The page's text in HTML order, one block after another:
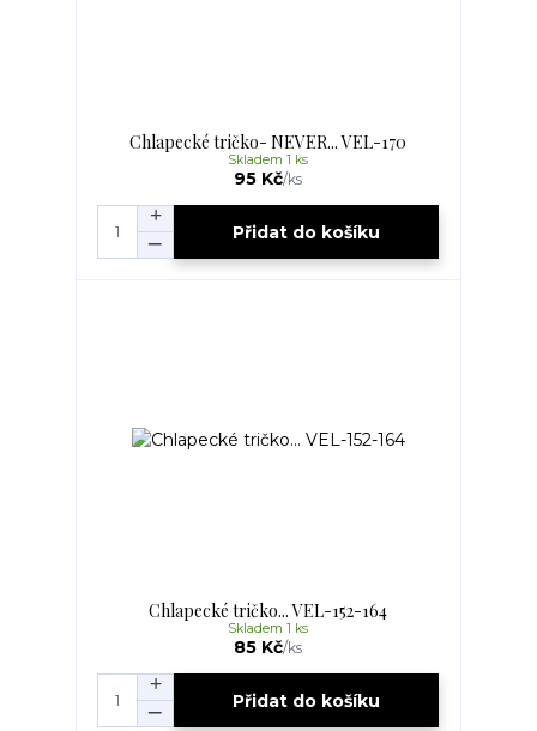
Chlapecké tričko- NEVER... VEL-170
95 Kč/ks
Skladem 1 ks
Přidat do košíku
Chlapecké tričko... VEL-152-164
85 Kč/ks
Skladem 1 ks
Přidat do košíku